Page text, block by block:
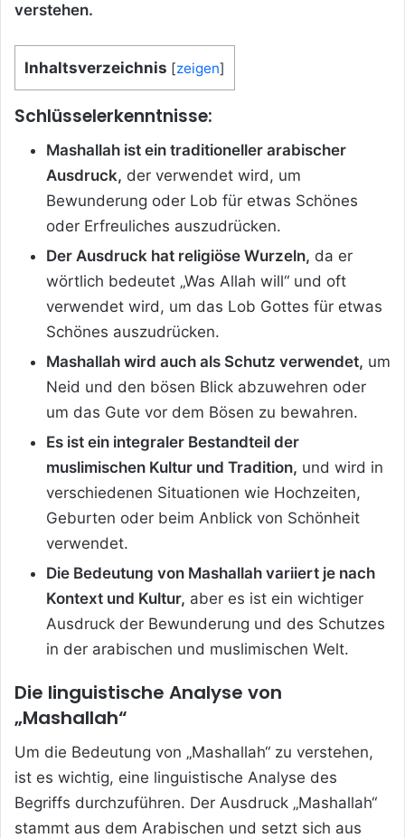
verstehen.
Inhaltsverzeichnis [zeigen]
Schlüsselerkenntnisse:
Mashallah ist ein traditioneller arabischer
Ausdruck, der verwendet wird, um
Bewunderung oder Lob für etwas Schönes
oder Erfreuliches auszudrücken.
Der Ausdruck hat religiöse Wurzeln, da er
wörtlich bedeutet „Was Allah will“ und oft
verwendet wird, um das Lob Gottes für etwas
Schönes auszudrücken.
Mashallah wird auch als Schutz verwendet, um
Neid und den bösen Blick abzuwehren oder
um das Gute vor dem Bösen zu bewahren.
Es ist ein integraler Bestandteil der
muslimischen Kultur und Tradition, und wird in
verschiedenen Situationen wie Hochzeiten,
Geburten oder beim Anblick von Schönheit
verwendet.
Die Bedeutung von Mashallah variiert je nach
Kontext und Kultur, aber es ist ein wichtiger
Ausdruck der Bewunderung und des Schutzes
in der arabischen und muslimischen Welt.
Die linguistische Analyse von
„Mashallah“
Um die Bedeutung von „Mashallah“ zu verstehen,
ist es wichtig, eine linguistische Analyse des
Begriffs durchzuführen. Der Ausdruck „Mashallah“
stammt aus dem Arabischen und setzt sich aus